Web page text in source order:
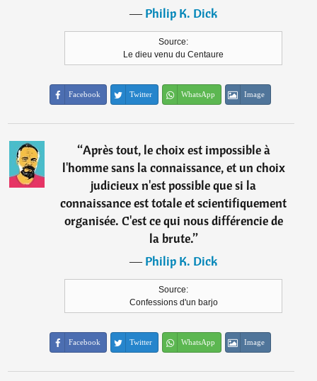
―Philip K. Dick
Source:
Le dieu venu du Centaure
Facebook Twitter WhatsApp Image
“Après tout, le choix est impossible à
l'homme sans la connaissance, et un choix
judicieux n'est possible que si la
connaissance est totale et scientifiquement
organisée. C'est ce qui nous différencie de
la brute.”
―Philip K. Dick
Source:
Confessions d'un barjo
Facebook Twitter WhatsApp Image